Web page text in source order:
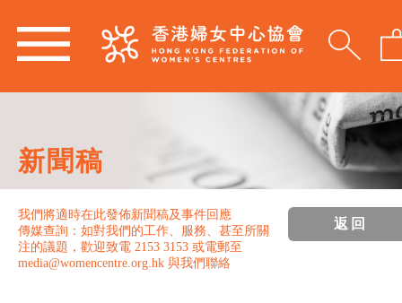
新聞稿
我們將適時在此發佈新聞稿及事件回應
傳媒查詢：如對我們的工作、服務、甚至所關
注的議題，歡迎致電 2153 3153 或電郵至
media@womencentre.org.hk 與我們聯絡
返回